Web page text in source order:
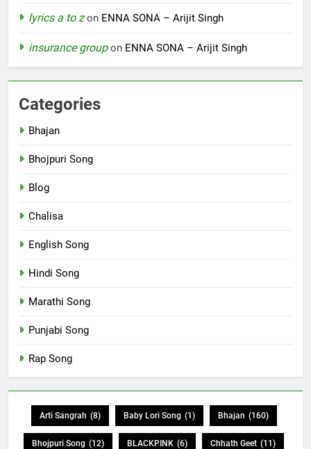
lyrics a to zon ENNA SONA – Arijit Singh
insurance groupon ENNA SONA – Arijit Singh
Categories
Bhajan
Bhojpuri Song
Blog
Chalisa
English Song
Hindi Song
Marathi Song
Punjabi Song
Rap Song
Arti Sangrah (8) Baby Lori Song (1) Bhajan (160)
Bhojpuri Song (12) BLACKPINK (6) Chhath Geet (11)